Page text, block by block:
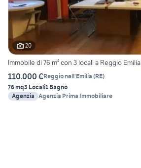
20
Immobile di 76 m² con 3 locali a Reggio Emilia
110.000 €Reggio nell'Emilia (RE)
76 mq3 Locali1 Bagno
Agenzia Agenzia Prima Immobiliare